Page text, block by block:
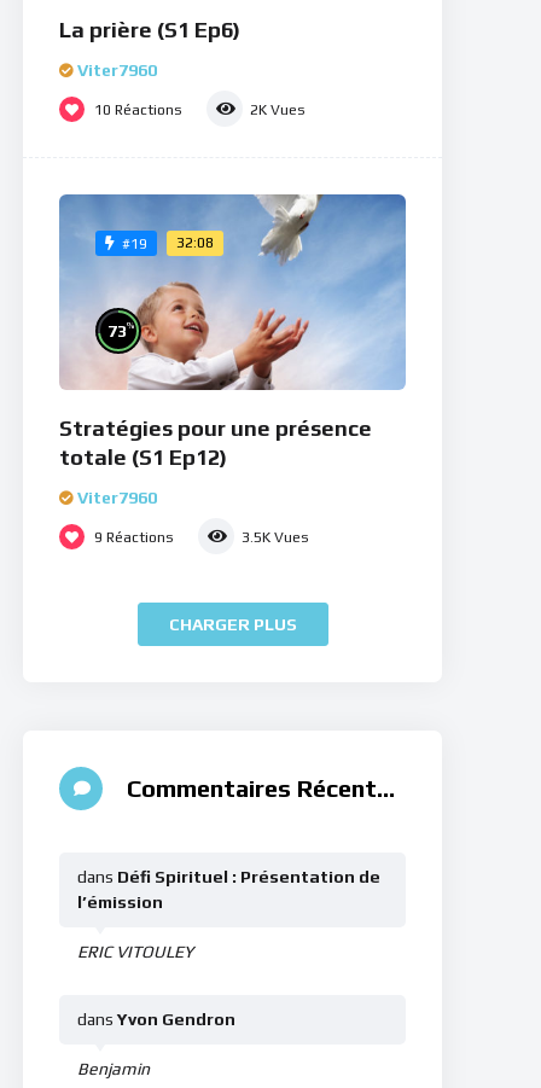
La prière (S1 Ep6)
Viter7960
10 Réactions 2K Vues
#19 32:08
73%
Stratégies pour une présence
totale (S1 Ep12)
Viter7960
9 Réactions 3.5K Vues
CHARGER PLUS
Commentaires Récents
ERIC VITOULEY
dans Défi Spirituel : Présentation de
l’émission
Benjamin
dansYvon Gendron